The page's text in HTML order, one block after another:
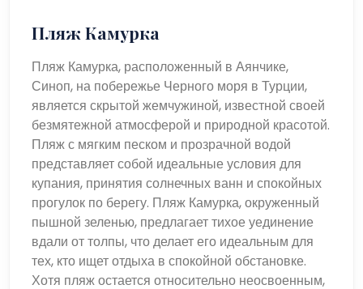
Пляж Камурка
Пляж Камурка, расположенный в Аянчике,
Синоп, на побережье Черного моря в Турции,
является скрытой жемчужиной, известной своей
безмятежной атмосферой и природной красотой.
Пляж с мягким песком и прозрачной водой
представляет собой идеальные условия для
купания, принятия солнечных ванн и спокойных
прогулок по берегу. Пляж Камурка, окруженный
пышной зеленью, предлагает тихое уединение
вдали от толпы, что делает его идеальным для
тех, кто ищет отдыха в спокойной обстановке.
Хотя пляж остается относительно неосвоенным,